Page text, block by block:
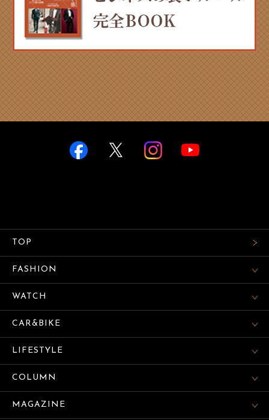
TOP
FASHION
WATCH
CAR&BIKE
LIFESTYLE
COLUMN
MAGAZINE